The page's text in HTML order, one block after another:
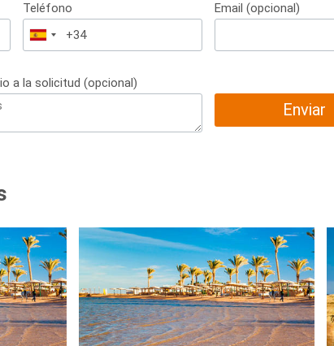
Teléfono
España
+34
Email (opcional)
a la solicitud (opcional)
Enviar